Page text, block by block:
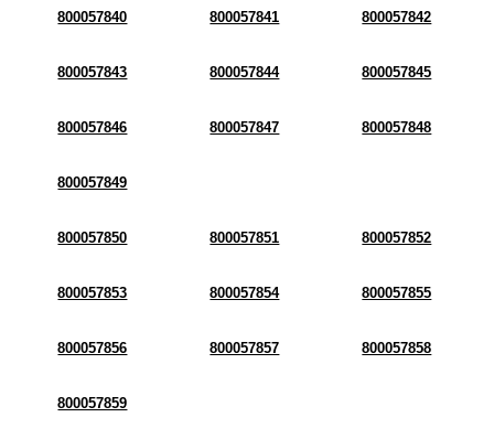
800057840 800057841 800057842
800057843 800057844 800057845
800057846 800057847 800057848
800057849
800057850 800057851 800057852
800057853 800057854 800057855
800057856 800057857 800057858
800057859